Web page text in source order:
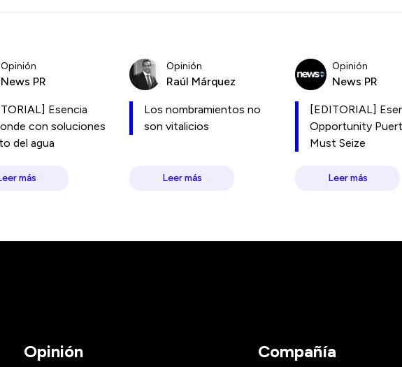
Opinión
News PR
Esencia
con soluciones
del agua
más
Opinión
Raúl Márquez
Los nombramientos no
son vitalicios
Leer más
Opinión
News PR
[EDITORIAL]
Opportunity
Must Seize
Leer más
Opinión Compañía